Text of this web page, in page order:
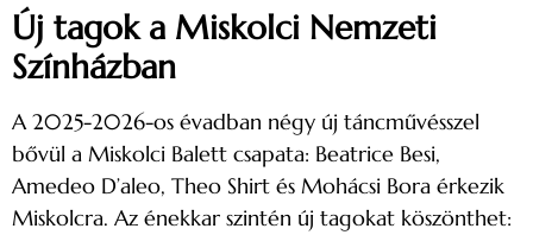
Új tagok a Miskolci Nemzeti
Színházban
A 2025-2026-os évadban négy új táncművésszel
bővül a Miskolci Balett csapata: Beatrice Besi,
Amedeo D’aleo, Theo Shirt és Mohácsi Bora érkezik
Miskolcra. Az énekkar szintén új tagokat köszönthet: